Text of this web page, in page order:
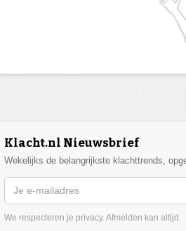
Klacht.nl Nieuwsbrief
Wekelijks de belangrijkste klachttrends,
We respecteren je privacy. Afmelden kan altijd.